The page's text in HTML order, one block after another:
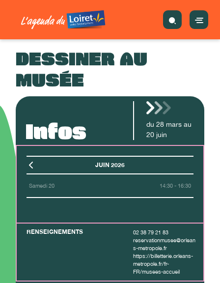
DESSINER AU
MUSÉE
Infos du 28 mars au
20 juin
JUIN 2026
Samedi 20 14:30 - 16:30
RENSEIGNEMENTS
02 38 79 21 83
reservationmusee@orlean
s-metropole.fr
https://billetterie.orleans-
metropole.fr/fr-
FR/musees-accueil